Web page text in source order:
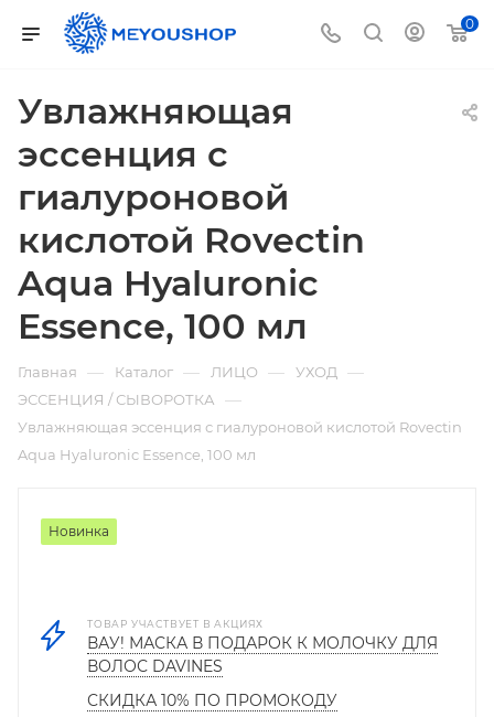
0
Увлажняющая
эссенция с
гиалуроновой
кислотой Rovectin
Aqua Hyaluronic
Essence, 100 мл
Главная — Каталог — ЛИЦО — УХОД —
ЭССЕНЦИЯ / СЫВОРОТКА —
Увлажняющая эссенция с гиалуроновой кислотой Rovectin
Aqua Hyaluronic Essence, 100 мл
Новинка
ТОВАР УЧАСТВУЕТ В АКЦИЯХ
ВАУ! МАСКА В ПОДАРОК К МОЛОЧКУ ДЛЯ
ВОЛОС DAVINES
СКИДКА 10% ПО ПРОМОКОДУ